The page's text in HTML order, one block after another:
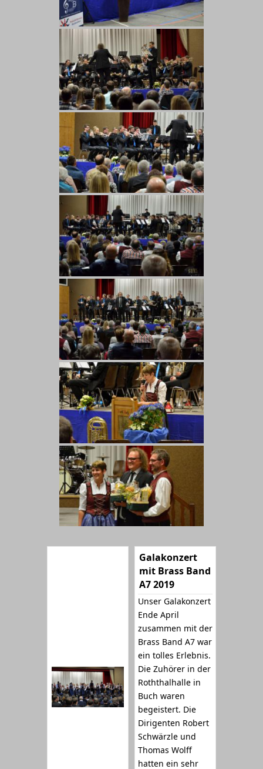
Galakonzert
mit Brass Band
A7 2019
Unser Galakonzert
Ende April
zusammen mit der
Brass Band A7 war
ein tolles Erlebnis.
Die Zuhörer in der
Roththalhalle in
Buch waren
begeistert. Die
Dirigenten Robert
Schwärzle und
Thomas Wolff
hatten ein sehr